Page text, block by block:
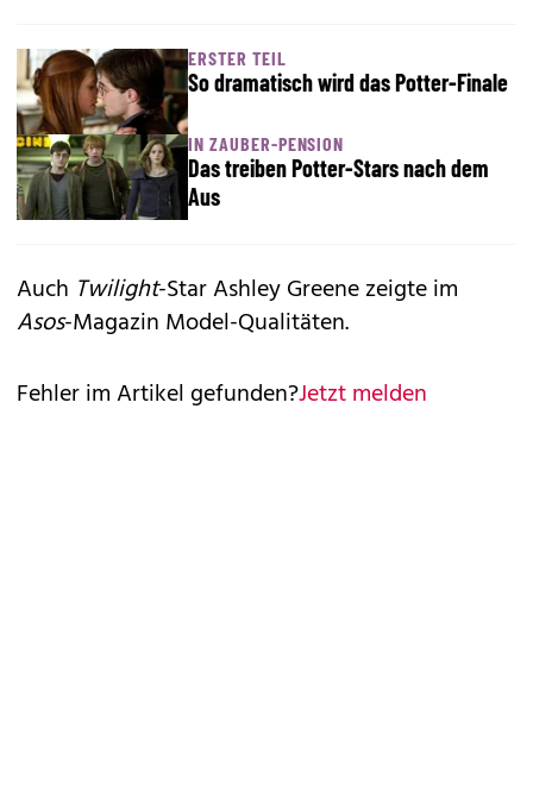
ERSTER TEIL
So dramatisch wird das Potter-Finale
IN ZAUBER-PENSION
Das treiben Potter-Stars nach dem
Aus
Auch Twilight-StarAshley Greenezeigte im
Asos-Magazin Model-Qualitäten.
Fehler im Artikel gefunden?Jetzt melden